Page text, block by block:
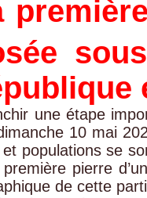
une étape
10 mai
populations se
pierre
de cette